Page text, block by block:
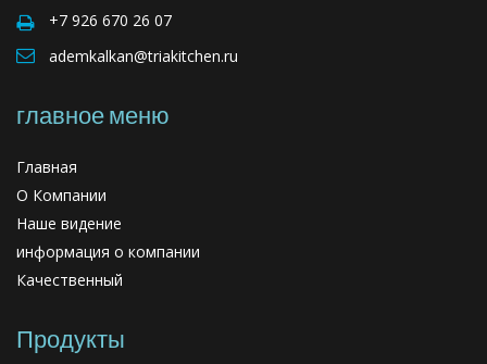
+7 926 670 26 07
ademkalkan@triakitchen.ru
главное меню
Главная
О Компании
Наше видение
информация о компании
Качественный
Продукты